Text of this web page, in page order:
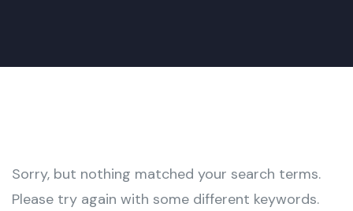
Sorry, but nothing matched your search terms.
Please try again with some different keywords.